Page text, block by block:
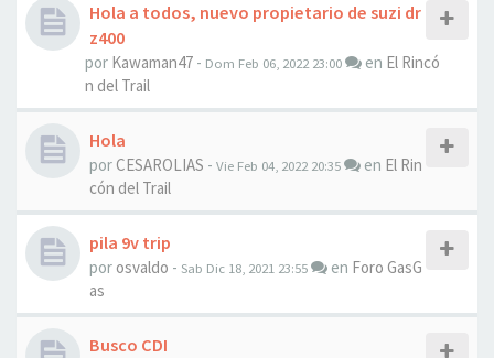
Hola a todos, nuevo propietario de suzi dr
z400
por Kawaman47 - Dom Feb 06, 2022 23:00 en El Rincó
n del Trail
Hola
por CESAROLIAS - Vie Feb 04, 2022 20:35 en El Rin
cón del Trail
pila 9v trip
por osvaldo - Sab Dic 18, 2021 23:55 en Foro GasG
as
Busco CDI